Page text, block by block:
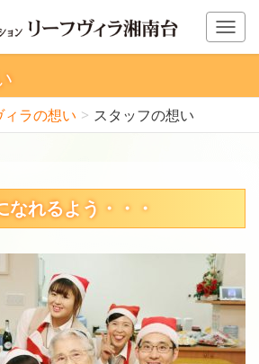
T
o
e
v
g
i
o
n
ィラの想い スタッフの想い
なれるよう・・・